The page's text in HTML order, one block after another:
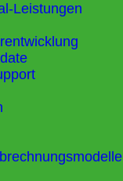
Leistungen